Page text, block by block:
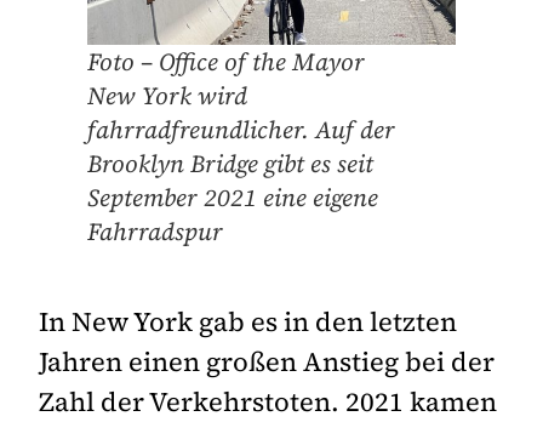
Foto – Office of the Mayor
New York wird
fahrradfreundlicher. Auf der
Brooklyn Bridge gibt es seit
September 2021 eine eigene
Fahrradspur
In New York gab es in den letzten
Jahren einen großen Anstieg bei der
Zahl der Verkehrstoten. 2021 kamen